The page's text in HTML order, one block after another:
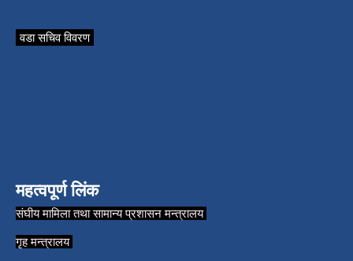
वडा सचिव विवरण
महत्वपूर्ण लिंक
संघीय मामिला तथा सामान्य प्रशासन मन्त्रालय
गृह मन्त्रालय